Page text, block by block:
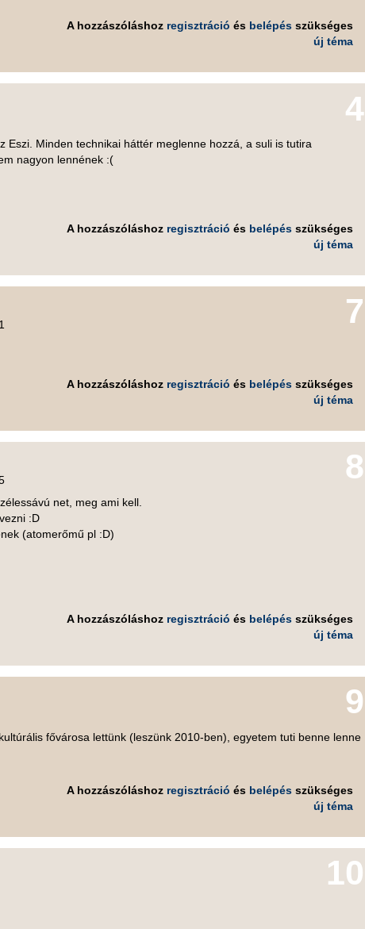
A hozzászóláshoz regisztráció és belépésszükséges
új téma
4
Eszi. Minden technikai háttér meglenne hozzá, a suli is tutira
nagyon lennének :(
A hozzászóláshoz regisztráció és belépésszükséges
új téma
7
A hozzászóláshoz regisztráció és belépésszükséges
új téma
8
net, meg ami kell.
:D
(atomerőmű pl :D)
A hozzászóláshoz regisztráció és belépésszükséges
új téma
9
fővárosa lettünk (leszünk 2010-ben), egyetem tuti benne lenne
A hozzászóláshoz regisztráció és belépésszükséges
új téma
10